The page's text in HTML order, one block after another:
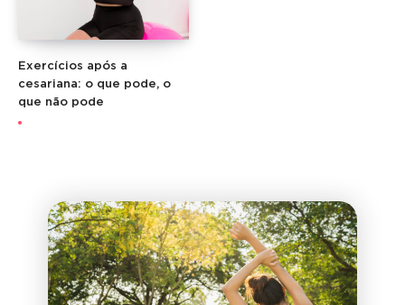
Exercícios após a
cesariana: o que pode, o
que não pode